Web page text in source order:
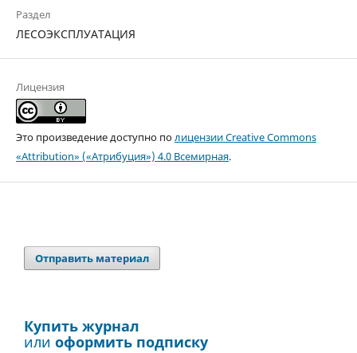
Раздел
ЛЕСОЭКСПЛУАТАЦИЯ
Лицензия
Это произведение доступно полицензии Creative Commons
«Attribution» («Атрибуция») 4.0 Всемирная.
Отправить материал
Купить журнал
или оформить подписку